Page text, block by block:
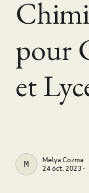
pour
et
MELYAMelya Cozma
24 oct. 2023 ∙